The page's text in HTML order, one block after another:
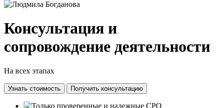
Консультация и
сопровождение деятельности
На всех этапах
Узнать стоимость Получить консультацию